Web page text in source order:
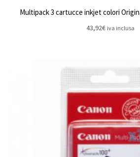
Multipack 3 cartucce inkjet colori
43,92€ iva inclusa